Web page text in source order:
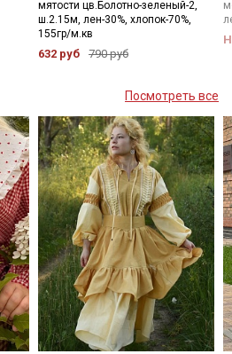
мятости цв.Болотно-зеленый-2,
ш.2.15м, лен-30%, хлопок-70%,
155гр/м.кв
632 руб 790 руб
Посмотреть все